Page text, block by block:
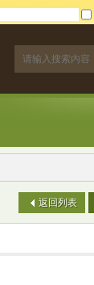
返回列表